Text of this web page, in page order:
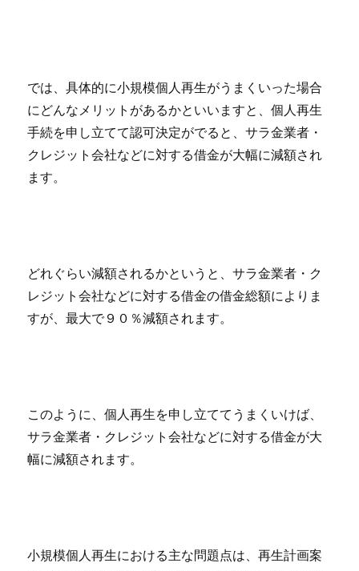
では、具体的に小規模個人再生がうまくいった場合
にどんなメリットがあるかといいますと、個人再生
手続を申し立てて認可決定がでると、サラ金業者・
クレジット会社などに対する借金が大幅に減額され
ます。
どれぐらい減額されるかというと、サラ金業者・ク
レジット会社などに対する借金の借金総額によりま
すが、最大で９０％減額されます。
このように、個人再生を申し立ててうまくいけば、
サラ金業者・クレジット会社などに対する借金が大
幅に減額されます。
小規模個人再生における主な問題点は、再生計画案